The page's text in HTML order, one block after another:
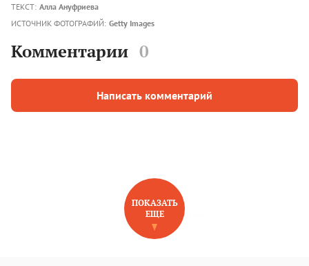
ТЕКСТ: Алла Ануфриева
ИСТОЧНИК ФОТОГРАФИЙ: Getty Images
Комментарии 0
Написать комментарий
НОВОЕ НА САЙТЕ
ПОКАЗАТЬ
ЕЩЕ